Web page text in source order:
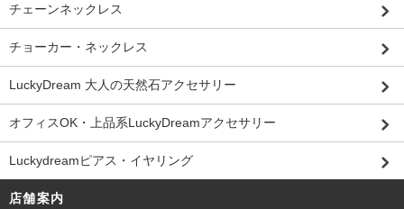
チェーンネックレス
チョーカー・ネックレス
LuckyDream 大人の天然石アクセサリー
オフィスOK・上品系LuckyDreamアクセサリー
Luckydreamピアス・イヤリング
店舗案内